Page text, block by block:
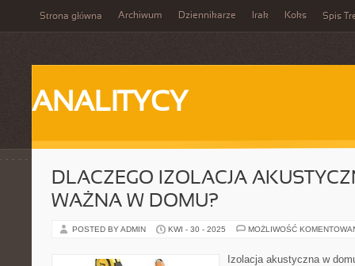
Strona główna Archiwum Dziennikarze Irak Koks Spis
ANALITYCY
DLACZEGO IZOLACJA
WAŻNA W DOMU?
POSTED BY ADMIN KWI - 30 - 2025 MOŻLIWOŚĆ
Izolacja akustyczna w